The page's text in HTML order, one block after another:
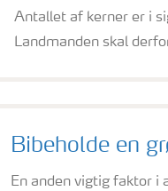
Antallet af kerner er i
Landmanden skal
Bibeholde en
En anden vigtig faktor i